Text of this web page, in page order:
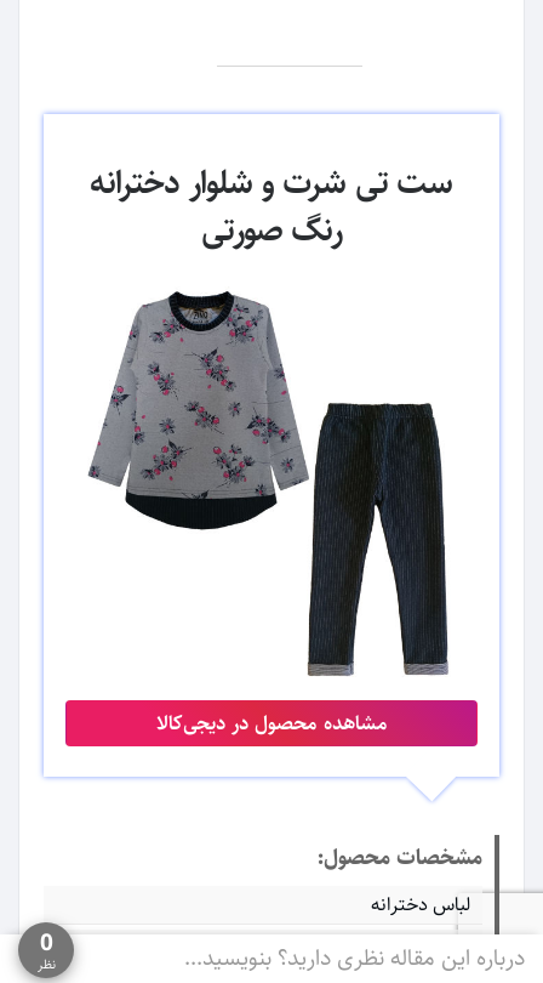
ست تی شرت و شلوار دخترانه
رنگ صورتی
مشاهده محصول در دیجی‌کالا
مشخصات محصول:
لباس دخترانه
بدون جیب
درباره این مقاله نظری دارید؟ بنویسید... 0
نظر